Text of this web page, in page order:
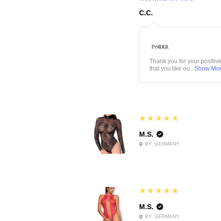
C.C.
:
Thank you for your
that you like ou...Show
5
★★★★★
M.S.
BY, GERMANY
5
★★★★★
M.S.
BY, GERMANY